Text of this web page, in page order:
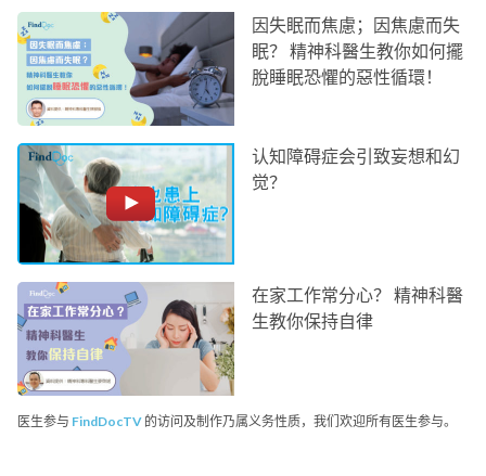
因失眠而焦慮；因焦慮而失
眠？ 精神科醫生教你如何擺
脫睡眠恐懼的惡性循環！
认知障碍症会引致妄想和幻
觉？
在家工作常分心？ 精神科醫
生教你保持自律
医生参与 FindDocTV 的访问及制作乃属义务性质，我们欢迎所有医生参与。